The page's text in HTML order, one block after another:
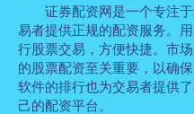
证券配资网是一个专注
易者提供正规的配资服务。
行股票交易，方便快捷。市
的股票配资至关重要，以确
软件的排行也为交易者提供
己的配资平台。